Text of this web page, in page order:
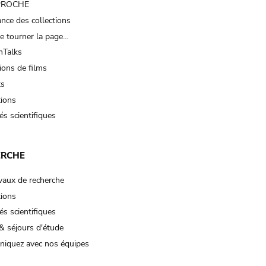
des collections
tourner la page…
de films
scientifiques
de recherche
scientifiques
séjours d'étude
avec nos équipes